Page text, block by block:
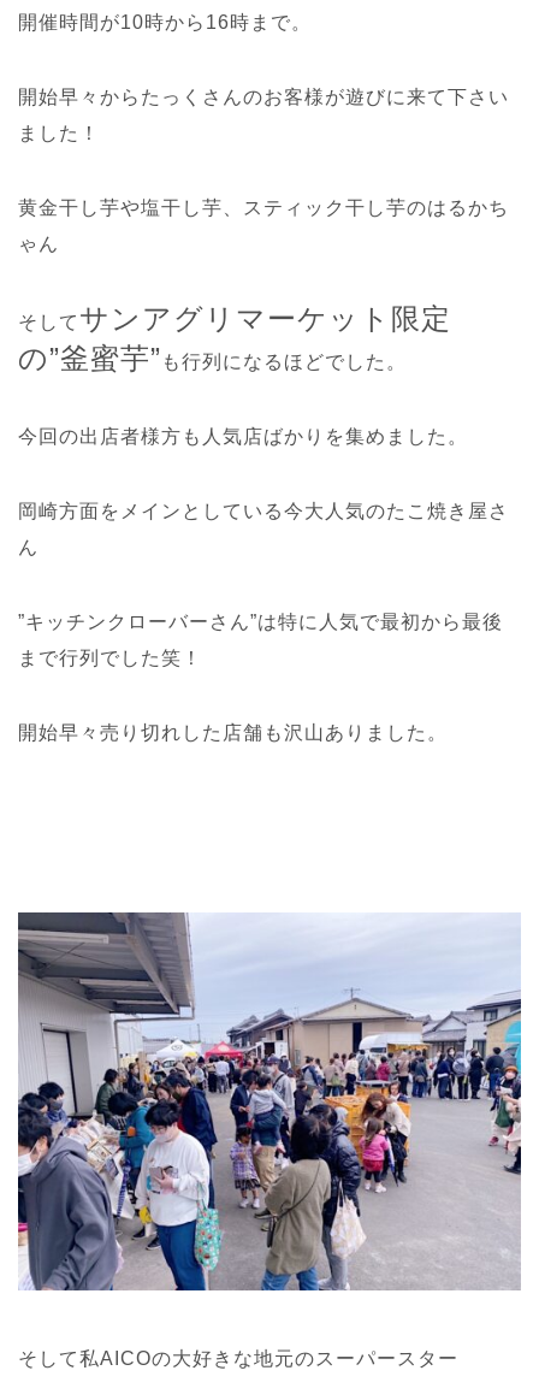
開催時間が10時から16時まで。
開始早々からたっくさんのお客様が遊びに来て下さい
ました！
黄金干し芋や塩干し芋、スティック干し芋のはるかち
ゃん
そして サンアグリマーケット限定
の”釜蜜芋” も行列になるほどでした。
今回の出店者様方も人気店ばかりを集めました。
岡崎方面をメインとしている今大人気のたこ焼き屋さ
ん
”キッチンクローバーさん”は特に人気で最初から最後
まで行列でした笑！
開始早々売り切れした店舗も沢山ありました。
そして私AICOの大好きな地元のスーパースター